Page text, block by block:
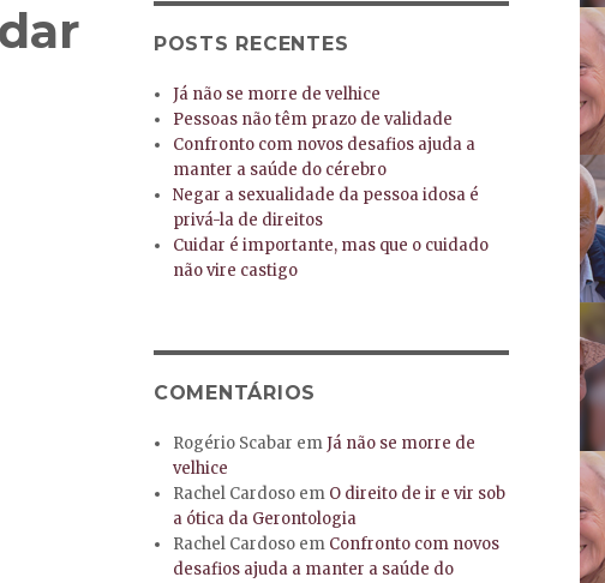
POSTS RECENTES
Já não se morre de velhice
Pessoas não têm prazo de validade
Confronto com novos desafios ajuda a
manter a saúde do cérebro
Negar a sexualidade da pessoa idosa é
privá-la de direitos
Cuidar é importante, mas que o cuidado
não vire castigo
COMENTÁRIOS
Rogério Scabar emJá não se morre de
velhice
Rachel Cardoso em O direito de ir e vir sob
a ótica da Gerontologia
Rachel Cardoso em Confronto com novos
desafios ajuda a manter a saúde do